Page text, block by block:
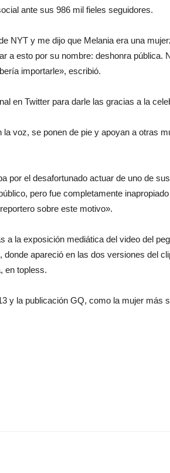
ante sus 986 mil fieles seguidores.
NYT y me dijo que Melania era una
a esto por su nombre: deshonra pública.
importarle», escribió.
en Twitter para darle las gracias a la
voz, se ponen de pie y apoyan a otras
por el desafortunado actuar de uno de sus
pero fue completamente
sobre este motivo».
a la exposición mediática del video del
apareció en las dos versiones del
en topless.
y la publicación GQ, como la mujer más